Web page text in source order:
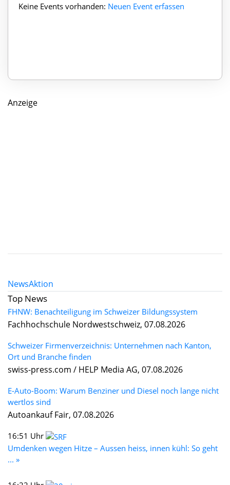
Keine Events vorhanden: Neuen Event erfassen
Anzeige
NewsAktion
Top News
FHNW: Benachteiligung im Schweizer Bildungssystem
Fachhochschule Nordwestschweiz, 07.08.2026
Schweizer Firmenverzeichnis: Unternehmen nach Kanton,
Ort und Branche finden
swiss-press.com / HELP Media AG, 07.08.2026
E-Auto-Boom: Warum Benziner und Diesel noch lange nicht
wertlos sind
Autoankauf Fair, 07.08.2026
16:51 Uhr
Umdenken wegen Hitze – Aussen heiss, innen kühl: So geht
... »